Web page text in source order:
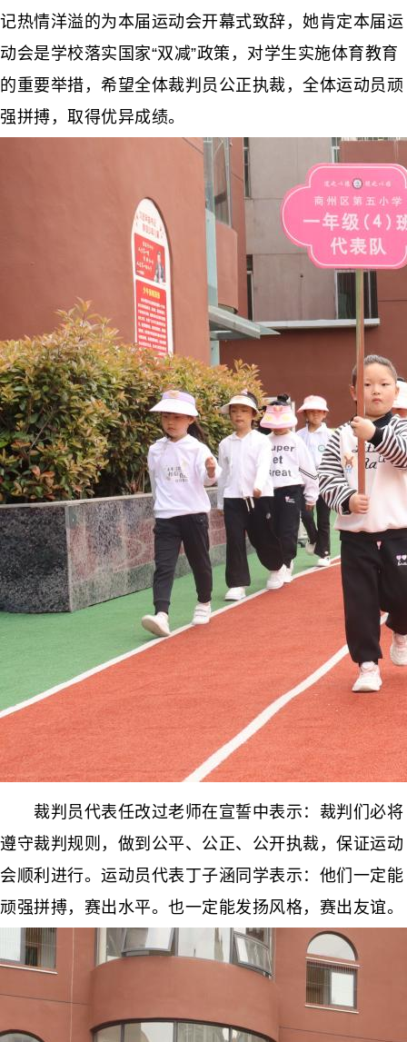
记热情洋溢的为本届运动会开幕式致辞，她肯定本届运
动会是学校落实国家“双减”政策，对学生实施体育教育
的重要举措，希望全体裁判员公正执裁，全体运动员顽
强拼搏，取得优异成绩。
裁判员代表任改过老师在宣誓中表示：裁判们必将
遵守裁判规则，做到公平、公正、公开执裁，保证运动
会顺利进行。运动员代表丁子涵同学表示：他们一定能
顽强拼搏，赛出水平。也一定能发扬风格，赛出友谊。